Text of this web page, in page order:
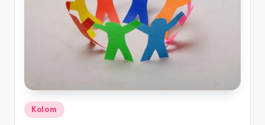
Posted
in
Kolom